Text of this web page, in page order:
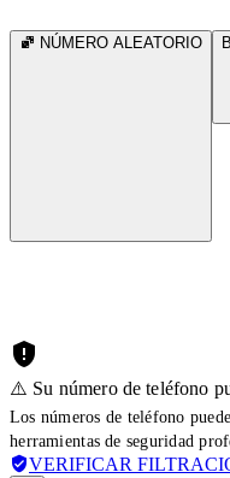
NÚMERO ALEATORIO
⚠️ Su número de teléfono
Los números de teléfono
herramientas de seguridad
VERIFICAR